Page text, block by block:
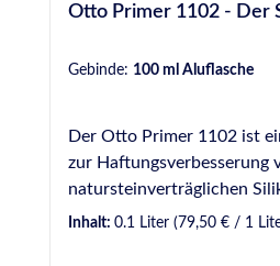
Otto Primer 1102 - Der
Gebinde: 100 ml Aluflasche
Der Otto Primer 1102 ist
zur Haftungsverbesserung
natursteinverträglichen
Ottoseal S 70, Ottoseal S
Inhalt: 0.1 Liter (79,50 € / 1